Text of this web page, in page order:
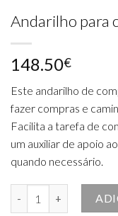
Andarilho para
148.50€
Este andarilho de
fazer compras e
Facilita a tarefa de
um auxiliar de apoio
quando necessário.
Quantidade de